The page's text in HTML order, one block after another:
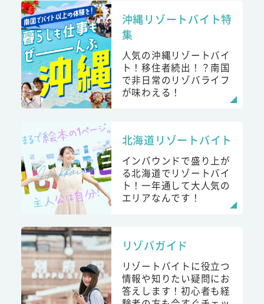
沖縄リゾートバイト特
集
人気の沖縄リゾートバイ
ト！移住者続出！？南国
で非日常のリゾバライフ
が味わえる！
北海道リゾートバイト
インバウンドで盛り上が
る北海道でリゾートバイ
ト！一年通して大人気の
エリアなんです！
リゾバガイド
リゾートバイトに役立つ
情報や知りたい疑問にお
答えします！初心者も経